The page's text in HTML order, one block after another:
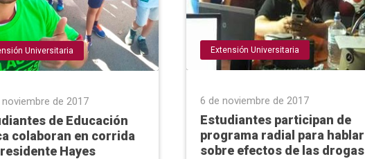
Universitaria
de 2017
de Educación
colaboran en corrida
Hayes
Extensión Universitaria
6 de noviembre de 2017
Estudiantes participan de
programa radial para hablar
sobre efectos de las drogas